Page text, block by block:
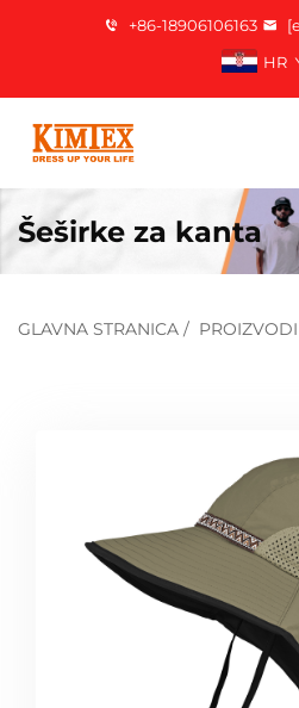
+86-18906106163
HR
Šeširke za kanta
GLAVNA STRANICA / PROIZVODI